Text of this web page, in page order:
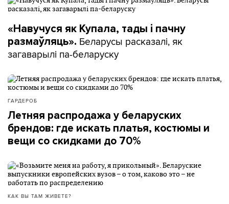
«Навучуся як Купала, тады і пачну
размаўляць». Беларусы расказалі, як
загаварылі па-беларуску
ГАРДЕРОБ
Летняя распродажа у беларуских
брендов: где искать платья, костюмы и
вещи со скидками до 70%
КАК ВЫ ТАМ ЖИВЕТЕ?